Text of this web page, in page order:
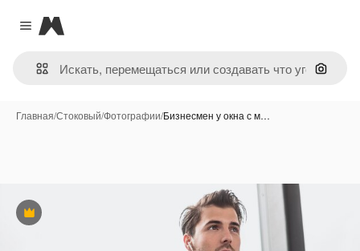
Close menu
Magnific
Поиск
Главная/Стоковый/Фотографии/Бизнесмен у окна с м…
Премиум